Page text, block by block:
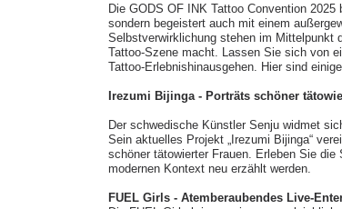
Die GODS OF INK Tattoo Convention
sondern begeistert auch mit einem
Selbstverwirklichung stehen im Mittelpunkt
Tattoo-Szene macht. Lassen Sie sich von
Tattoo-Erlebnishinausgehen. Hier sind
Irezumi Bijinga - Porträts schöner
Der schwedische Künstler Senju widmet
Sein aktuelles Projekt „Irezumi Bijinga“
schöner tätowierter Frauen. Erleben Sie
modernen Kontext neu erzählt werden.
FUEL Girls - Atemberaubendes Live-